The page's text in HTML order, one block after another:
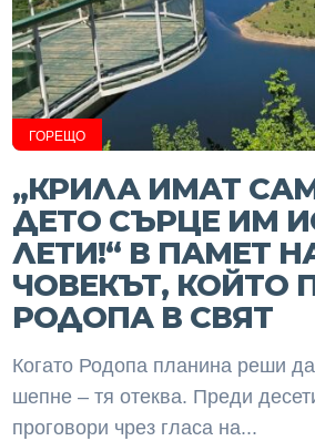
ГОРЕЩО
„КРИЛА ИМАТ
ДЕТО СЪРЦЕ ИМ
ЛЕТИ!“ В ПАМЕТ
ЧОВЕКЪТ, КОЙТО
РОДОПА В СВЯТ
Когато Родопа планина реши
шепне – тя отеква. Преди
проговори чрез гласа на...